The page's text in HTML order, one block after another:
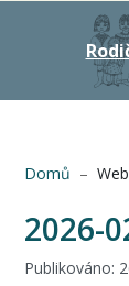
Domů Web
2026-
Publikováno: